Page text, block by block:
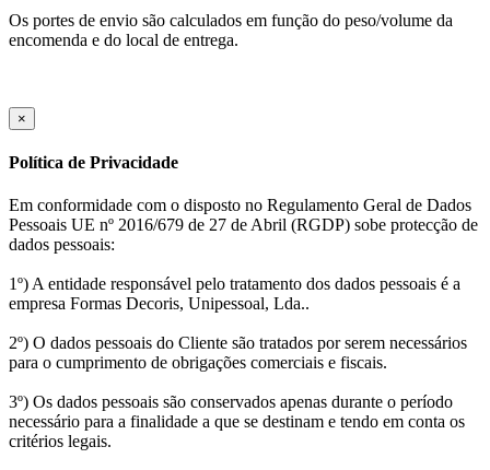
Os portes de envio são calculados em função do peso/volume da
encomenda e do local de entrega.
×
Política de Privacidade
Em conformidade com o disposto no Regulamento Geral de Dados
Pessoais UE nº 2016/679 de 27 de Abril (RGDP) sobe protecção de
dados pessoais:
1º) A entidade responsável pelo tratamento dos dados pessoais é a
empresa Formas Decoris, Unipessoal, Lda..
2º) O dados pessoais do Cliente são tratados por serem necessários
para o cumprimento de obrigações comerciais e fiscais.
3º) Os dados pessoais são conservados apenas durante o período
necessário para a finalidade a que se destinam e tendo em conta os
critérios legais.